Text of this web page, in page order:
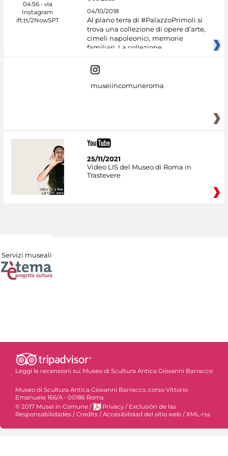
04/10/2018
Al piano terra di #PalazzoPrimoli si
trova una collezione di opere d’arte,
cimeli napoleonici, memorie
familiari. La collezione
museiincomuneroma
25/11/2021
Video LIS del Museo di Roma in
Trastevere
Servizi museali
Leggi le recensioni su: Museo di Scultura Antica Giovanni Barracco
Museo di Scultura Antica Giovanni Barracco, corso Vittorio
Emanuele 166/A - 00186 Roma
© 2017 Musei in Comune / Privacy / Exclusiòn de las
Responsabilidades / Credits / Accesibilidad del sitio web / XML-rss